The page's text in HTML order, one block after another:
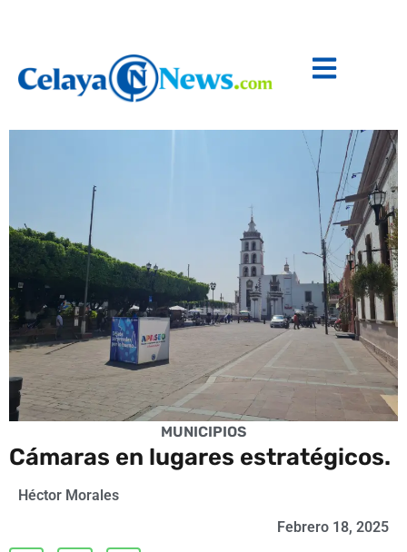
MUNICIPIOS
Cámaras en lugares estratégicos.
Héctor Morales
Febrero 18, 2025